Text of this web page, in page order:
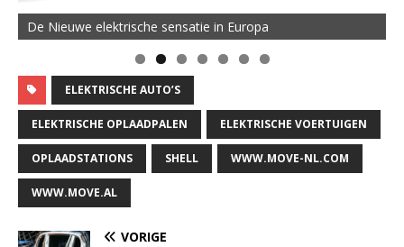
De Nieuwe elektrische sensatie in Europa
De MOVE Vigorous 1500 Highline | 45 km Topsnelheid en
50 km Actieradius
ELEKTRISCHE AUTO’S
ELEKTRISCHE OPLAADPALEN ELEKTRISCHE VOERTUIGEN
OPLAADSTATIONS SHELL WWW.MOVE-NL.COM
WWW.MOVE.AL
VORIGE